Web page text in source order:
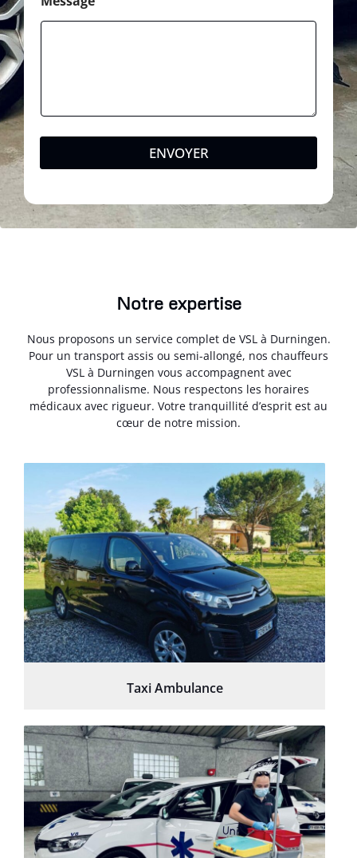
ENVOYER
Notre expertise
Nous proposons un service complet de VSL à Durningen.
Pour un transport assis ou semi-allongé, nos chauffeurs
VSL à Durningen vous accompagnent avec
professionnalisme. Nous respectons les horaires
médicaux avec rigueur. Votre tranquillité d’esprit est au
cœur de notre mission.
Taxi Ambulance